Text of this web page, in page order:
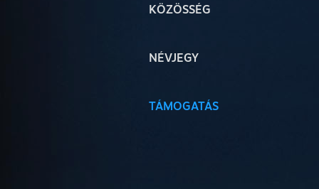
KÖZÖSSÉG
NÉVJEGY
TÁMOGATÁS